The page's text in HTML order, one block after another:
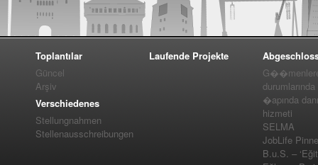
Toplantılar
Güncel
Arşiv
Verschiedenes
Stellungnahmen
Stellenausschreibungen
Laufende Projekte
�apında
hizmeti
SELMA
JobLife
B.u.S. –